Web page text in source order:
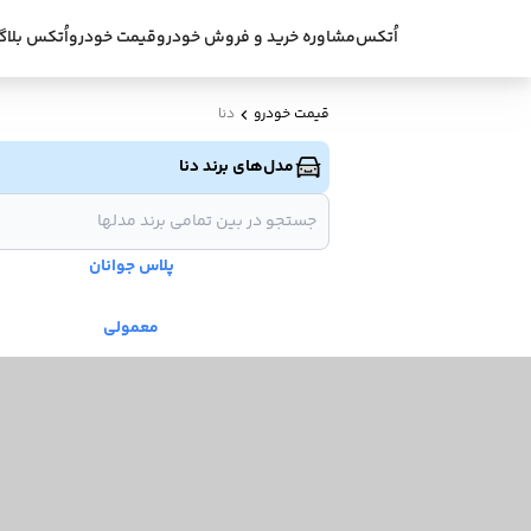
اُتکسمشاوره خرید و فروش خودروقیمت خودرواُتکس
قیمت خودرو دنا
مدل‌های برند دنا
پلاس جوانان
معمولی